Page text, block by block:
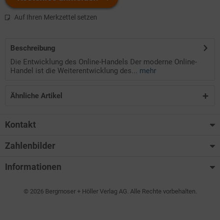
Auf Ihren Merkzettel setzen
Beschreibung
Die Entwicklung des Online-Handels Der moderne Online-
Handel ist die Weiterentwicklung des... mehr
Ähnliche Artikel
Kontakt
Zahlenbilder
Informationen
© 2026 Bergmoser + Höller Verlag AG. Alle Rechte vorbehalten.